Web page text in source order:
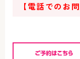
【電話でのお